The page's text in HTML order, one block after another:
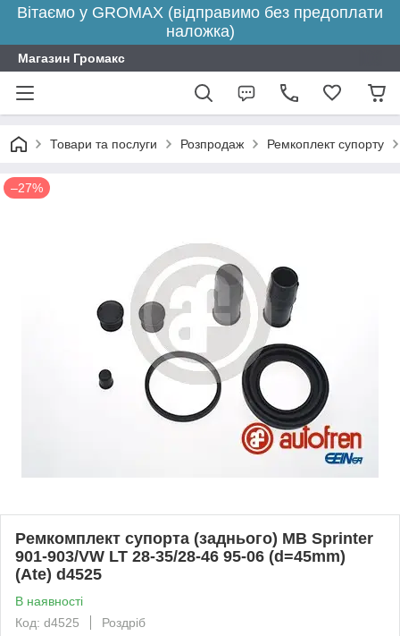
Вітаємо у GROMAX (відправимо без предоплати
наложка)
Магазин Громакс
Товари та послуги Розпродаж Ремкоплект супорту
–27%
Ремкомплект супорта (заднього) MB Sprinter
901-903/VW LT 28-35/28-46 95-06 (d=45mm)
(Ate) d4525
В наявності
Код: d4525
Роздріб